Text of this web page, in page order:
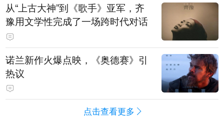
从“上古大神”到《歌手》亚军，齐
豫用文学性完成了一场跨时代对话
诺兰新作火爆点映，《奥德赛》引
热议
点击查看更多